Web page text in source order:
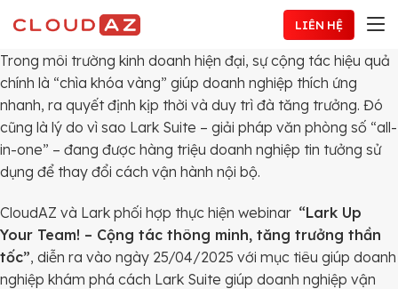
đến
nội
dung
LIÊN HỆ
Trong môi trường kinh doanh hiện đại, sự cộng tác hiệu quả
chính là “chìa khóa vàng” giúp doanh nghiệp thích ứng
nhanh, ra quyết định kịp thời và duy trì đà tăng trưởng. Đó
cũng là lý do vì sao Lark Suite – giải pháp văn phòng số “all-
in-one” – đang được hàng triệu doanh nghiệp tin tưởng sử
dụng để thay đổi cách vận hành nội bộ.
CloudAZ và Lark phối hợp thực hiện webinar “Lark Up
Your Team! – Cộng tác thông minh, tăng trưởng thần
tốc”, diễn ra vào ngày 25/04/2025 với mục tiêu giúp doanh
nghiệp khám phá cách Lark Suite giúp doanh nghiệp vận